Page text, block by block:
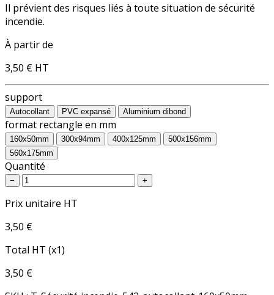
Il prévient des risques liés à toute situation de sécurité
incendie.
À partir de
3,50 € HT
support
Autocollant PVC expansé Aluminium dibond
format rectangle en mm
160x50mm 300x94mm 400x125mm
500x156mm
560x175mm
Quantité
− +
Prix unitaire HT
3,50 €
Total HT (x1)
3,50 €